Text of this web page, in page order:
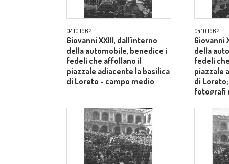
04.10.1962
Giovanni XXIII, dall'interno
della automobile, benedice i
fedeli che affollano il
piazzale adiacente la basilica
di Loreto - campo medio
04.10.1962
Giovanni
della
fedeli
piazzale
di
fotografi